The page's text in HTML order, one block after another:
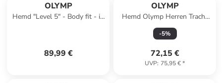
OLYMP
Hemd "Level 5" - Body fit - in
89,99 €
OLYMP
Hemd Olymp Herren Tracht
regular fit in Hellblau
-5%
72,15 €
UVP: 75,95 €*